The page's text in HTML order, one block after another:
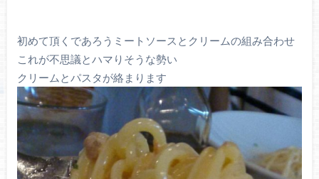
初めて頂くであろうミートソースとクリームの組み合わせ
これが不思議とハマりそうな勢い
クリームとパスタが絡まります